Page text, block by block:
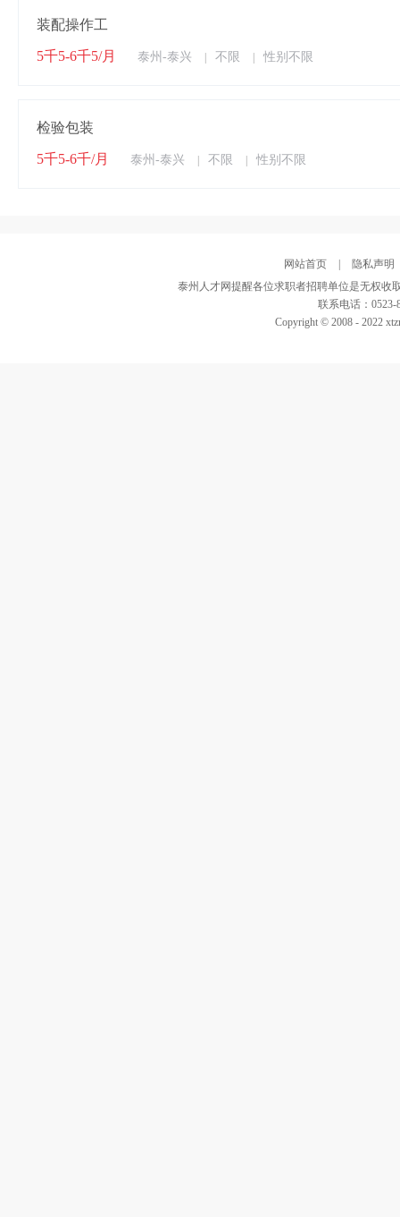
装配操作工
5千5-6千5/月 泰州-泰兴 不限 性别不限
检验包装
5千5-6千/月 泰州-泰兴 不限 性别不限
网站首页
隐私声明
泰州人才网提醒各位求职者招聘单位是无权收
联系电话：0523-
Copyright © 2008 - 2022